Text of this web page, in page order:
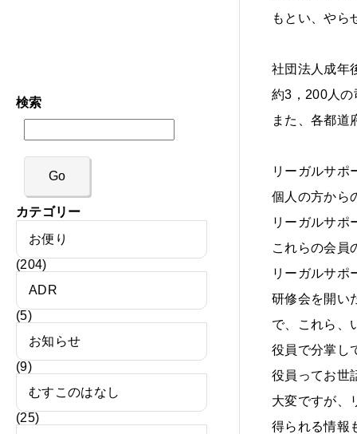
検索
カテゴリー
お便り
(204)
ADR
(5)
お知らせ
(9)
むすこのはなし
(25)
もとい、やら
社団法人成年
約3，200人の
また、各都道
リーガルサポ
個人の方から
リーガルサポ
これらの会員
リーガルサポ
研修会を開い
で、これら、
役員で分掌し
役員ってお世
大変ですが、
得られる情報